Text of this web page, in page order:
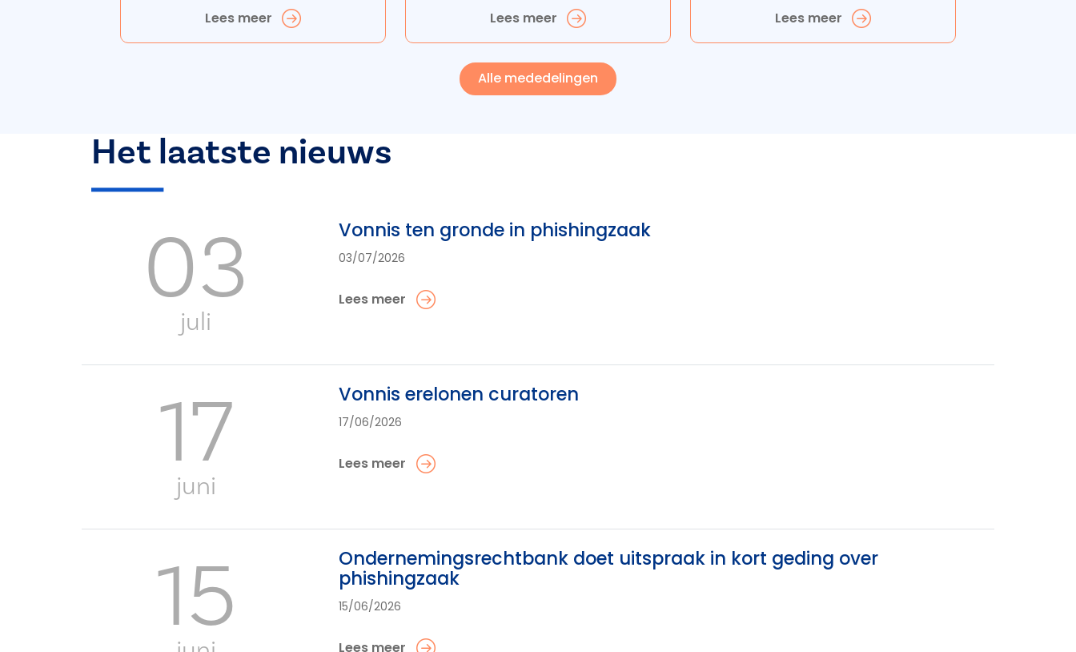
Lees meer Lees meer Lees meer
Alle mededelingen
Het laatste nieuws
03
juli
Vonnis ten gronde in phishingzaak
03/07/2026
Lees meer
17
juni
Vonnis erelonen curatoren
17/06/2026
Lees meer
15 Ondernemingsrechtbank doet uitspraak in kort geding over
phishingzaak
15/06/2026
Lees meer